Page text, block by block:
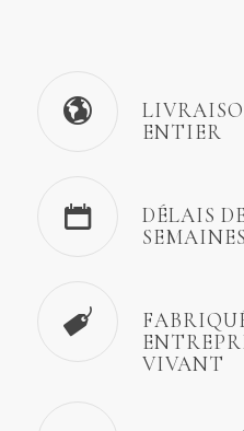
ENTIER
DÉLAIS
SEMAINES
VIVANT